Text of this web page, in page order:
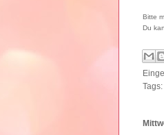
Bitte
Du
Tags: